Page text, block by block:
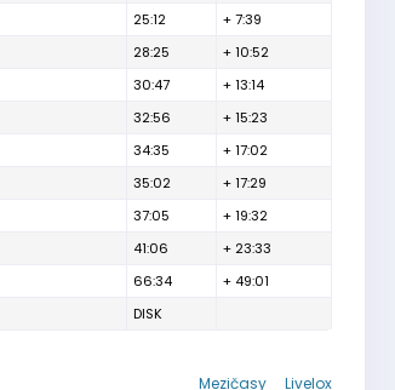
25:12
+ 7:39
28:25
+ 10:52
30:47
+ 13:14
32:56
+ 15:23
34:35
+ 17:02
35:02
+ 17:29
37:05
+ 19:32
41:06
+ 23:33
66:34
+ 49:01
DISK
Livelox
Mezičasy